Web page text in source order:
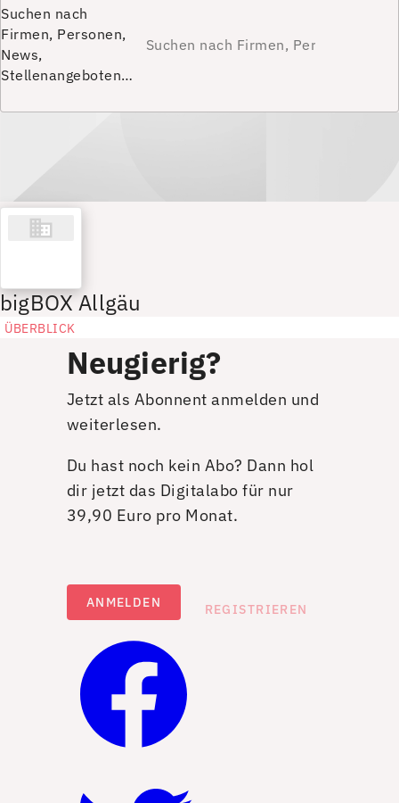
Suchen nach
Firmen, Personen,
News,
Stellenangeboten…
bigBOX Allgäu
ÜBERBLICK
Neugierig?
Jetzt als Abonnent anmelden und
weiterlesen.
Du hast noch kein Abo? Dann hol
dir jetzt das Digitalabo für nur
39,90 Euro pro Monat.
ANMELDEN REGISTRIEREN